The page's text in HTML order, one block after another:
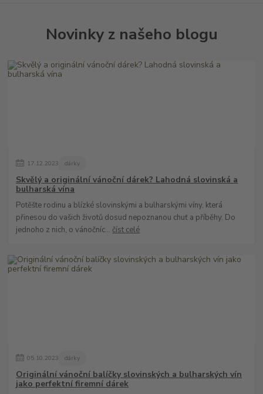
Novinky z našeho blogu
17. 12.2023 dárky
Skvělý a originální vánoční dárek? Lahodná slovinská a
bulharská vína
Potěšte rodinu a blízké slovinskými a bulharskými víny, která
přinesou do vašich životů dosud nepoznanou chuť a příběhy. Do
jednoho z nich, o vánočníc... číst celé
05. 10.2023 dárky
Originální vánoční balíčky slovinských a bulharských vín
jako perfektní firemní dárek